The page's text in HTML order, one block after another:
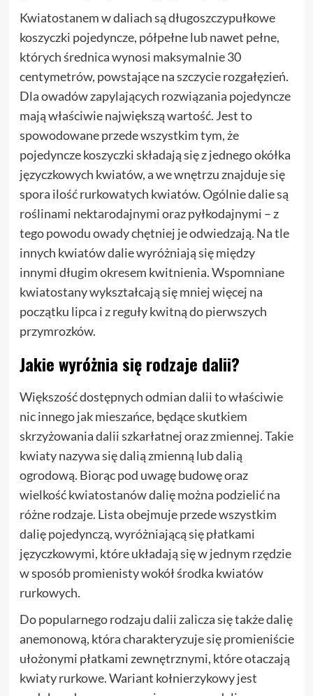
Kwiatostanem w daliach są długoszczypułkowe
koszyczki pojedyncze, półpełne lub nawet pełne,
których średnica wynosi maksymalnie 30
centymetrów, powstające na szczycie rozgałęzień.
Dla owadów zapylających rozwiązania pojedyncze
mają właściwie największą wartość. Jest to
spowodowane przede wszystkim tym, że
pojedyncze koszyczki składają się z jednego okółka
języczkowych kwiatów, a we wnętrzu znajduje się
spora ilość rurkowatych kwiatów. Ogólnie dalie są
roślinami nektarodajnymi oraz pyłkodajnymi – z
tego powodu owady chętniej je odwiedzają. Na tle
innych kwiatów dalie wyróżniają się między
innymi długim okresem kwitnienia. Wspomniane
kwiatostany wykształcają się mniej więcej na
początku lipca i z reguły kwitną do pierwszych
przymrozków.
Jakie wyróżnia się rodzaje dalii?
Większość dostępnych odmian dalii to właściwie
nic innego jak mieszańce, będące skutkiem
skrzyżowania dalii szkarłatnej oraz zmiennej. Takie
kwiaty nazywa się dalią zmienną lub dalią
ogrodową. Biorąc pod uwagę budowę oraz
wielkość kwiatostanów dalię można podzielić na
różne rodzaje. Lista obejmuje przede wszystkim
dalię pojedynczą, wyróżniającą się płatkami
języczkowymi, które układają się w jednym rzędzie
w sposób promienisty wokół środka kwiatów
rurkowych.
Do popularnego rodzaju dalii zalicza się także dalię
anemonową, która charakteryzuje się promieniście
ułożonymi płatkami zewnętrznymi, które otaczają
kwiaty rurkowe. Wariant kołnierzykowy jest